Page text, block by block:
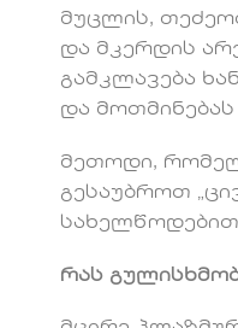
მუცლის,
და მკერდის
გამკლავება
და
მეთოდი,
გესაუბროთ
რას